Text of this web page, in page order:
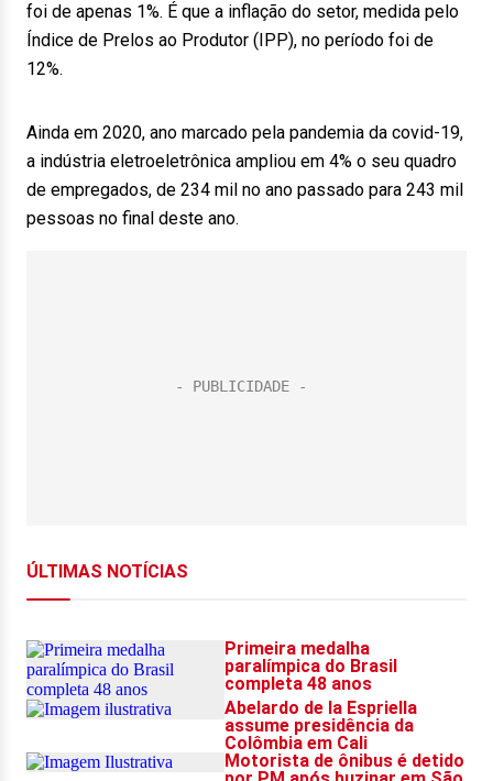
foi de apenas 1%. É que a inflação do setor, medida pelo
Índice de Prelos ao Produtor (IPP), no período foi de
12%.
Ainda em 2020, ano marcado pela pandemia da covid-19,
a indústria eletroeletrônica ampliou em 4% o seu quadro
de empregados, de 234 mil no ano passado para 243 mil
pessoas no final deste ano.